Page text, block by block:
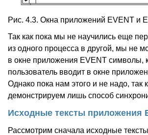
Рис. 4.3. Окна приложений EVENT и
Так как пока мы не научились еще
из одного процесса в другой, мы не
в окне приложения EVENT символы,
пользователь вводит в окне
Однако пока нам этого и не надо, так
демонстрируем лишь способ
Исходные тексты приложения
Рассмотрим сначала исходные